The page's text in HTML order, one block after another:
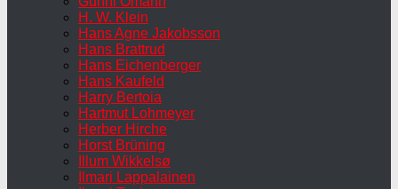
H. W. Klein
Hans Agne Jakobsson
Hans Brattrud
Hans Eichenberger
Hans Kaufeld
Harry Bertoia
Hartmut Lohmeyer
Herber Hirche
Horst Brüning
Illum Wikkelsø
Ilmari Lappalainen